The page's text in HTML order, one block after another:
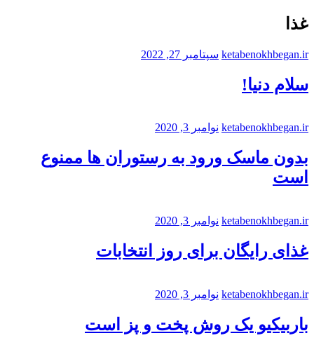
غذا
ketabenokhbegan.ir سپتامبر 27, 2022
سلام دنیا!
ketabenokhbegan.ir نوامبر 3, 2020
بدون ماسک ورود به رستوران ها ممنوع
است
ketabenokhbegan.ir نوامبر 3, 2020
غذای رایگان برای روز انتخابات
ketabenokhbegan.ir نوامبر 3, 2020
باربیکیو یک روش پخت و پز است